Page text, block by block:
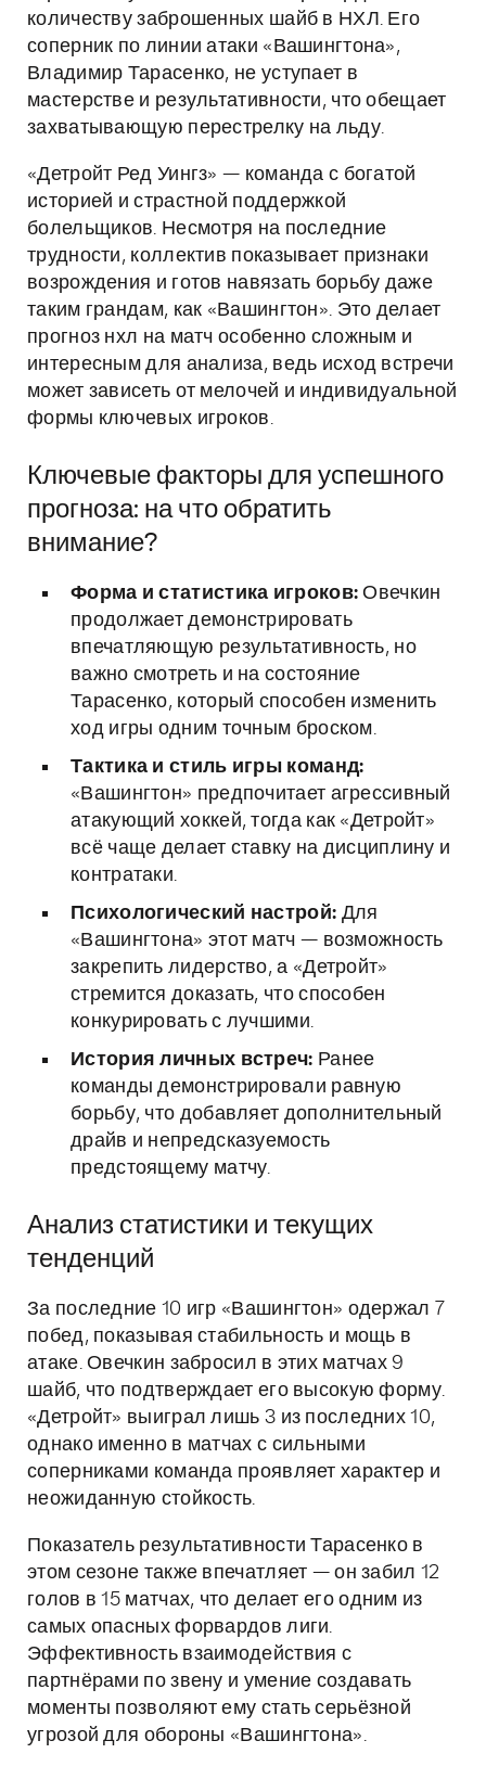
количеству заброшенных шайб в НХЛ. Его
соперник по линии атаки «Вашингтона»,
Владимир Тарасенко, не уступает в
мастерстве и результативности, что обещает
захватывающую перестрелку на льду.
«Детройт Ред Уингз» — команда с богатой
историей и страстной поддержкой
болельщиков. Несмотря на последние
трудности, коллектив показывает признаки
возрождения и готов навязать борьбу даже
таким грандам, как «Вашингтон». Это делает
прогноз нхл на матч особенно сложным и
интересным для анализа, ведь исход встречи
может зависеть от мелочей и индивидуальной
формы ключевых игроков.
Ключевые факторы для успешного
прогноза: на что обратить
внимание?
Форма и статистика игроков: Овечкин
продолжает демонстрировать
впечатляющую результативность, но
важно смотреть и на состояние
Тарасенко, который способен изменить
ход игры одним точным броском.
Тактика и стиль игры команд:
«Вашингтон» предпочитает агрессивный
атакующий хоккей, тогда как «Детройт»
всё чаще делает ставку на дисциплину и
контратаки.
Психологический настрой: Для
«Вашингтона» этот матч — возможность
закрепить лидерство, а «Детройт»
стремится доказать, что способен
конкурировать с лучшими.
История личных встреч: Ранее
команды демонстрировали равную
борьбу, что добавляет дополнительный
драйв и непредсказуемость
предстоящему матчу.
Анализ статистики и текущих
тенденций
За последние 10 игр «Вашингтон» одержал 7
побед, показывая стабильность и мощь в
атаке. Овечкин забросил в этих матчах 9
шайб, что подтверждает его высокую форму.
«Детройт» выиграл лишь 3 из последних 10,
однако именно в матчах с сильными
соперниками команда проявляет характер и
неожиданную стойкость.
Показатель результативности Тарасенко в
этом сезоне также впечатляет — он забил 12
голов в 15 матчах, что делает его одним из
самых опасных форвардов лиги.
Эффективность взаимодействия с
партнёрами по звену и умение создавать
моменты позволяют ему стать серьёзной
угрозой для обороны «Вашингтона».